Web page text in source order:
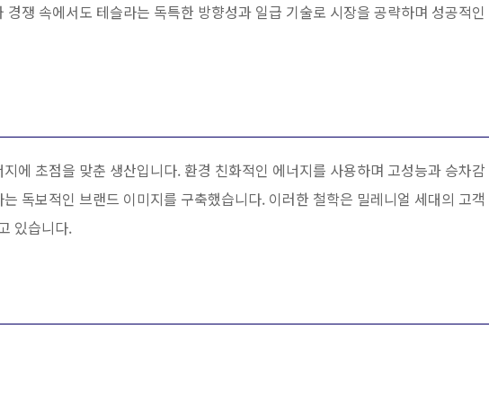
쟁 속에서도 테슬라는 독특한 방향성과 일급 기술로 시장을 공략하며 성공적인
에 초점을 맞춘 생산입니다. 환경 친화적인 에너지를 사용하며 고성능과 승차감
독보적인 브랜드 이미지를 구축했습니다. 이러한 철학은 밀레니얼 세대의 고객
있습니다.